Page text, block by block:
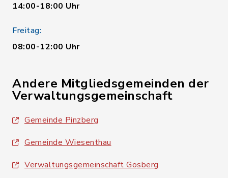
14:00-18:00 Uhr
Freitag:
08:00-12:00 Uhr
Andere Mitgliedsgemeinden der
Verwaltungsgemeinschaft
Gemeinde Pinzberg
Gemeinde Wiesenthau
Verwaltungsgemeinschaft Gosberg